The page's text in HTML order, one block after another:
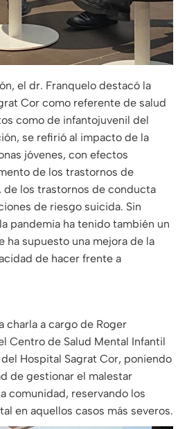
el dr. Franquelo destacó la
Cor como referente de salud
como de infantojuvenil del
se refirió al impacto de la
jóvenes, con efectos
de los trastornos de
de los trastornos de conducta
de riesgo suicida. Sin
pandemia ha tenido también un
ha supuesto una mejora de la
de hacer frente a
charla a cargo de Roger
Centro de Salud Mental Infantil
Hospital Sagrat Cor, poniendo
de gestionar el malestar
comunidad, reservando los
en aquellos casos más severos.